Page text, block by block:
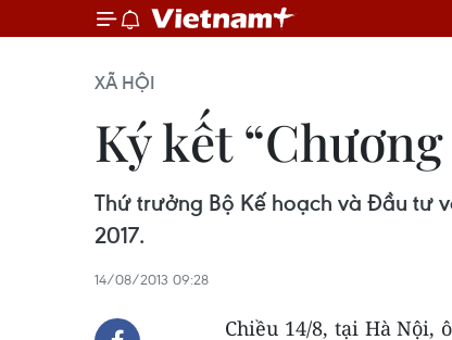
XÃ HỘI
Ký kết
Thứ trưởng Bộ Kế hoạch và Đầu tư
2017.
14/08/2013 09:28
Chiều 14/8, tại Hà Nội,